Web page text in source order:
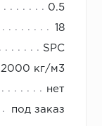
0.5
18
SPC
2000 кг/м3
нет
под заказ